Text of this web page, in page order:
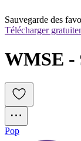
Sauvegarde des
Télécharger
WMSE -
Pop